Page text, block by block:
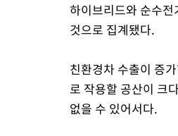
하이브리드와 순수
것으로 집계됐다.
친환경차 수출이 증
로 작용할 공산이 크
없을 수 있어서다.